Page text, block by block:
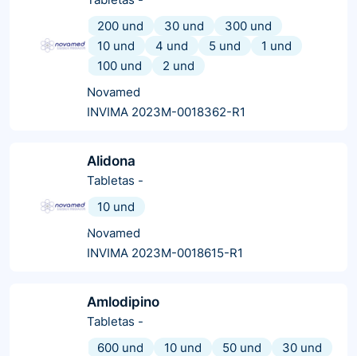
200 und
30 und
300 und
10 und
4 und 5 und
1 und
100 und
2 und
Novamed
INVIMA 2023M-0018362-R1
Alidona
Tabletas -
10 und
Novamed
INVIMA 2023M-0018615-R1
Amlodipino
Tabletas -
600 und
10 und 50 und
30 und